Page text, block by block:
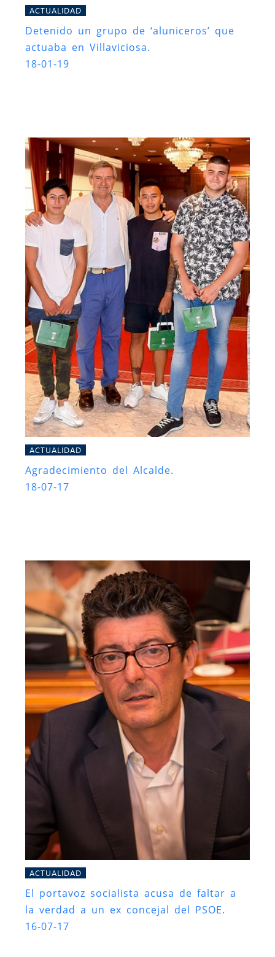
ACTUALIDAD
Detenido un grupo de ‘aluniceros’ que
actuaba en Villaviciosa.
18-01-19
ACTUALIDAD
Agradecimiento del Alcalde.
18-07-17
ACTUALIDAD
El portavoz socialista acusa de faltar a
la verdad a un ex concejal del PSOE.
16-07-17